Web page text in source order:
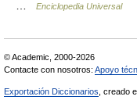
Enciclopedia Universal
© Academic, 2000-2026
Contacte con nosotros: Apoyo
Exportación Diccionarios , creado